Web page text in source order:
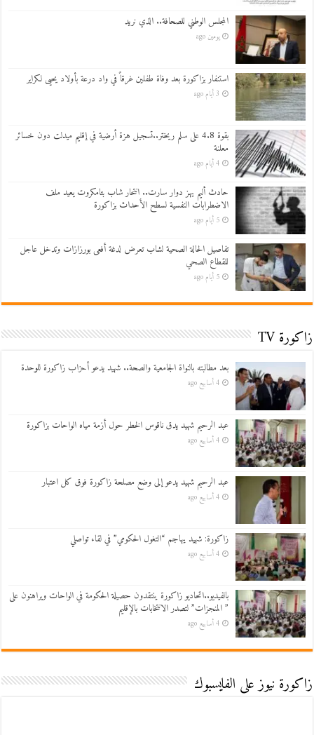
المجلس الوطني للصحافة.. الذي نريد
يومين ago
استنفار بزاكورة بعد وفاة طفلين غرقاً في واد درعة بأولاد يحيى لكراير
3 أيام ago
بقوة 4.8 على سلم ريختر..تسجيل هزة أرضية في إقليم ميدلت دون خسائر
معلنة
4 أيام ago
حادث أليم يهز دوار سارت.. انتحار شاب بتامكروت يعيد ملف
الاضطرابات النفسية لسطح الأحداث بزاكورة
5 أيام ago
تفاصيل الحالة الصحية لشاب تعرض لدغة أفعى بورزازات وتدخل عاجل
للقطاع الصحي
5 أيام ago
زاكورة TV
بعد مطالبته بالنواة الجامعية والصحة.. شهيد يدعو أحزاب زاكورة للوحدة
4 أسابيع ago
عبد الرحيم شهيد يدق ناقوس الخطر حول أزمة مياه الواحات بزاكورة
4 أسابيع ago
عبد الرحيم شهيد يدعو إلى وضع مصلحة زاكورة فوق كل اعتبار
4 أسابيع ago
زاكورة: شهيد يهاجم “التغول الحكومي” في لقاء تواصلي
4 أسابيع ago
بالفيديو..اتحاديو زاكورة ينتقدون حصيلة الحكومة في الواحات ويراهنون على
” المنجزات” لتصدر الانتخابات بالإقليم
4 أسابيع ago
زاكورة نيوز على الفايسبوك